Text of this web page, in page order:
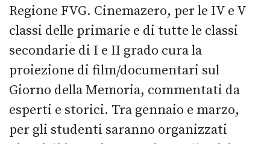
Regione FVG. Cinemazero, per le IV e V
classi delle primarie e di tutte le classi
secondarie di I e II grado cura la
proiezione di film/documentari sul
Giorno della Memoria, commentati da
esperti e storici. Tra gennaio e marzo,
per gli studenti saranno organizzati